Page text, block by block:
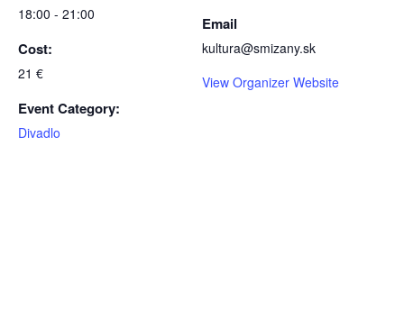
18:00 - 21:00
Cost:
21 €
Event Category:
Divadlo
Email
kultura@smizany.sk
View Organizer Website